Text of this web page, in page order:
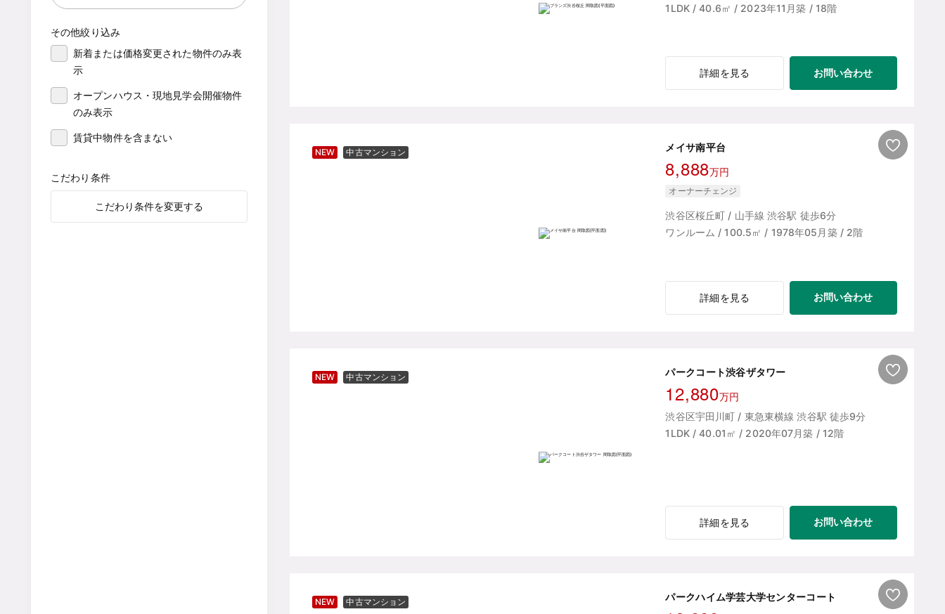
その他絞り込み
新着または価格変更された物件のみ表
示
オープンハウス・現地見学会開催物件
のみ表示
賃貸中物件を含まない
こだわり条件
こだわり条件を変更する
1LDK / 40.6㎡ / 2023年11月築 / 18階
詳細を見る お問い合わせ
NEW 中古マンション メイサ南平台
8,888万円
オーナーチェンジ
渋谷区桜丘町 / 山手線 渋谷駅 徒歩6分
ワンルーム / 100.5㎡ / 1978年05月築 / 2階
詳細を見る お問い合わせ
NEW 中古マンション パークコート渋谷ザタワー
12,880万円
渋谷区宇田川町 / 東急東横線 渋谷駅 徒歩9分
1LDK / 40.01㎡ / 2020年07月築 / 12階
詳細を見る お問い合わせ
NEW 中古マンション パークハイム学芸大学センターコート